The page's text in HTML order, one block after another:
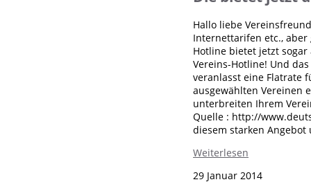
Hallo liebe
Internettarifen etc., aber
Hotline bietet jetzt
Vereins-Hotline! Und
veranlasst eine Flatrate
ausgewählten Vereinen
unterbreiten Ihrem
Quelle : http://
diesem starken
Weiterlesen
29 Januar 2014